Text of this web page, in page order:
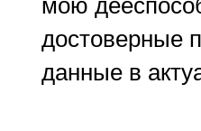
достоверные
данные в